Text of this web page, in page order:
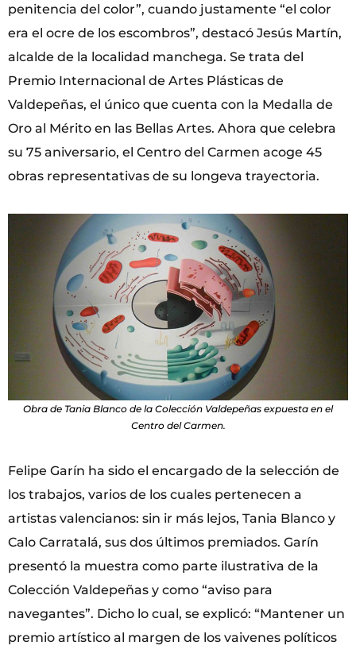
penitencia del color”, cuando justamente “el color
era el ocre de los escombros”, destacó Jesús Martín,
alcalde de la localidad manchega. Se trata del
Premio Internacional de Artes Plásticas de
Valdepeñas, el único que cuenta con la Medalla de
Oro al Mérito en las Bellas Artes. Ahora que celebra
su 75 aniversario, el Centro del Carmen acoge 45
obras representativas de su longeva trayectoria.
Obra de Tania Blanco de la Colección Valdepeñas expuesta en el
Centro del Carmen.
Felipe Garín ha sido el encargado de la selección de
los trabajos, varios de los cuales pertenecen a
artistas valencianos: sin ir más lejos, Tania Blanco y
Calo Carratalá, sus dos últimos premiados. Garín
presentó la muestra como parte ilustrativa de la
Colección Valdepeñas y como “aviso para
navegantes”. Dicho lo cual, se explicó: “Mantener un
premio artístico al margen de los vaivenes políticos